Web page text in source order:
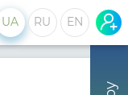
UA RU EN